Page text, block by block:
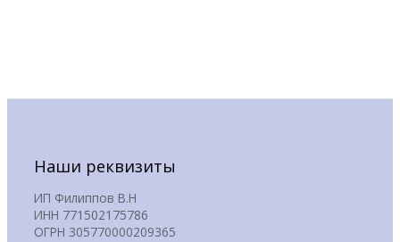
Наши реквизиты
ИП Филиппов В.Н
ИНН 771502175786
ОГРН 305770000209365